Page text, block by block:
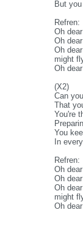
But
Refren:
Oh
Oh
Oh
might
Oh
(X2)
Can
That
You're
You
In
Refren:
Oh
Oh
Oh
might
Oh